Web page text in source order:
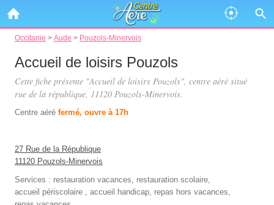
Occitanie > Aude > Pouzols-Minervois
Accueil de loisirs Pouzols
Cette fiche présente "Accueil de loisirs Pouzols", centre aéré situé
rue de la république, 11120 Pouzols-Minervois.
Centre aéré fermé, ouvre à 17h
27 Rue de la République
11120 Pouzols-Minervois
Services : restauration vacances, restauration scolaire,
accueil périscolaire , accueil handicap, repas hors vacances,